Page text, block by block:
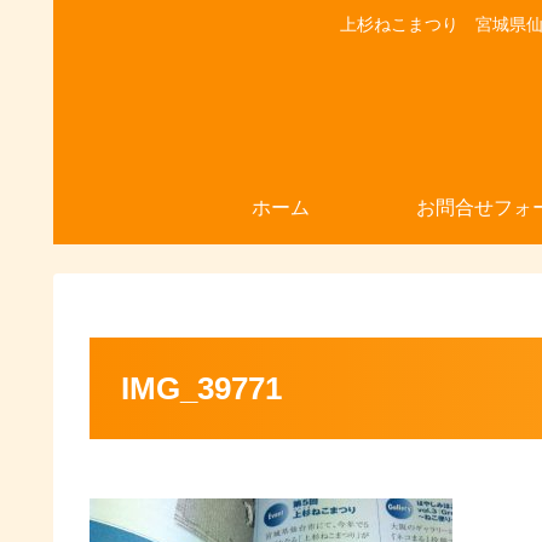
上杉ねこまつり 宮城県
ホーム お問合せフォ
IMG_39771